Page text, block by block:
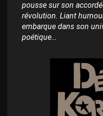
pousse sur son
révolution. Liant
embarque dans son
poétique…